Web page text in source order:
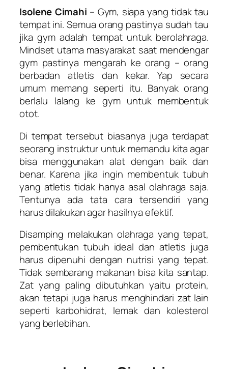
Isolene Cimahi – Gym, siapa yang tidak tau
tempat ini. Semua orang pastinya sudah tau
jika gym adalah tempat untuk berolahraga.
Mindset utama masyarakat saat mendengar
gym pastinya mengarah ke orang – orang
berbadan atletis dan kekar. Yap secara
umum memang seperti itu. Banyak orang
berlalu lalang ke gym untuk membentuk
otot.
Di tempat tersebut biasanya juga terdapat
seorang instruktur untuk memandu kita agar
bisa menggunakan alat dengan baik dan
benar. Karena jika ingin membentuk tubuh
yang atletis tidak hanya asal olahraga saja.
Tentunya ada tata cara tersendiri yang
harus dilakukan agar hasilnya efektif.
Disamping melakukan olahraga yang tepat,
pembentukan tubuh ideal dan atletis juga
harus dipenuhi dengan nutrisi yang tepat.
Tidak sembarang makanan bisa kita santap.
Zat yang paling dibutuhkan yaitu protein,
akan tetapi juga harus menghindari zat lain
seperti karbohidrat, lemak dan kolesterol
yang berlebihan.